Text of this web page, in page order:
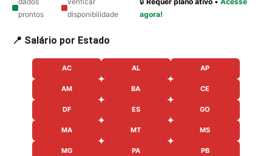
prontos
disponibilidade
agora!
📍 Salário por Estado
AC AL AP
AM BA CE
DF ES GO
MA MT MS
MG PA PB